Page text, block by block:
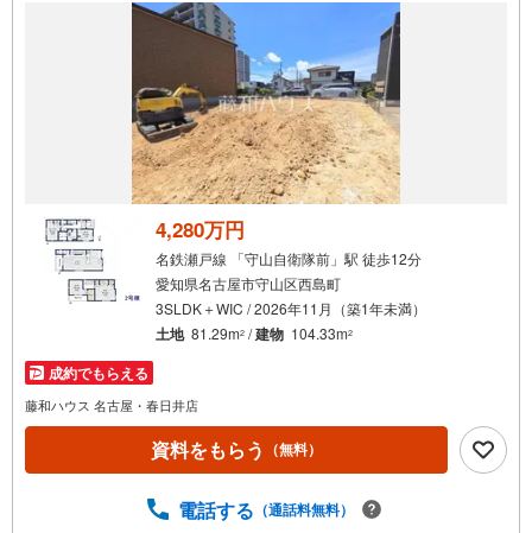
イ
ペ
ー
4,280万円
名鉄瀬戸線 「守山自衛隊前」駅 徒歩12分
愛知県名古屋市守山区西島町
3SLDK＋WIC / 2026年11月（築1年未満）
土地 81.29m2 /建物 104.33m2
成約でもらえる
藤和ハウス 名古屋・春日井店
資料をもらう （無料）
電話する （通話料無料）